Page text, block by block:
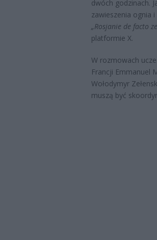
dwóch godzinach.
zawieszenia ognia
„Rosjanie de facto
platformie X.
W rozmowach
Francji Emmanuel
Wołodymyr
muszą być